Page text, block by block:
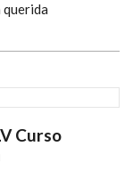
querida
Curso